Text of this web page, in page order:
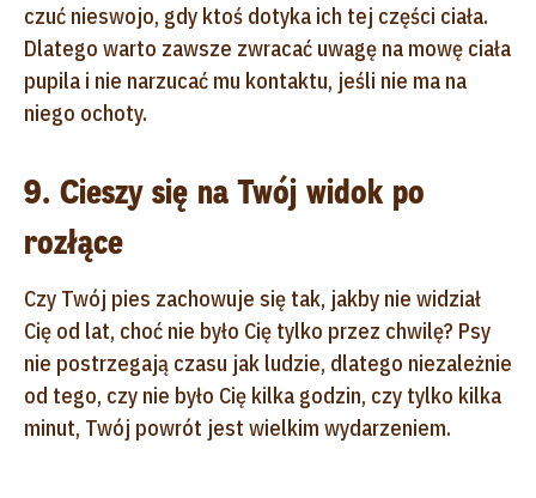
czuć nieswojo, gdy ktoś dotyka ich tej części ciała.
Dlatego warto zawsze zwracać uwagę na mowę ciała
pupila i nie narzucać mu kontaktu, jeśli nie ma na
niego ochoty.
9. Cieszy się na Twój widok po
rozłące
Czy Twój pies zachowuje się tak, jakby nie widział
Cię od lat, choć nie było Cię tylko przez chwilę? Psy
nie postrzegają czasu jak ludzie, dlatego niezależnie
od tego, czy nie było Cię kilka godzin, czy tylko kilka
minut, Twój powrót jest wielkim wydarzeniem.